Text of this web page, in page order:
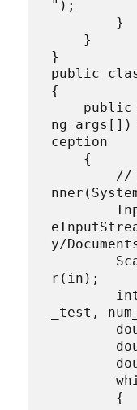
");
}
}
}
public
{
public
ng args[])
ception
{
//
y/
Scanner
r(in);
int
_test,
while
{